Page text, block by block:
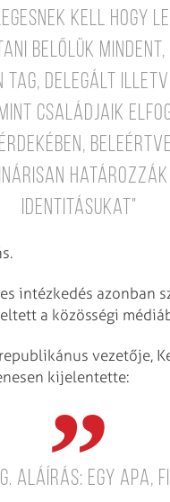
kell hogy
belőlük mindent,
tag, delegált
családjaik
határozzák
identitásukat"
intézkedés azonban
a közösségi
vezetője,
kijelentette:
Aláírás: egy apa,